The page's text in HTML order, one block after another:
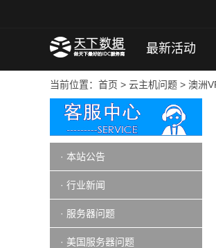
最新活动
当前位置： 首页 > 云主机问题 > 澳洲
· 本站公告
· 行业新闻
· 服务器问题
· 美国服务器问题